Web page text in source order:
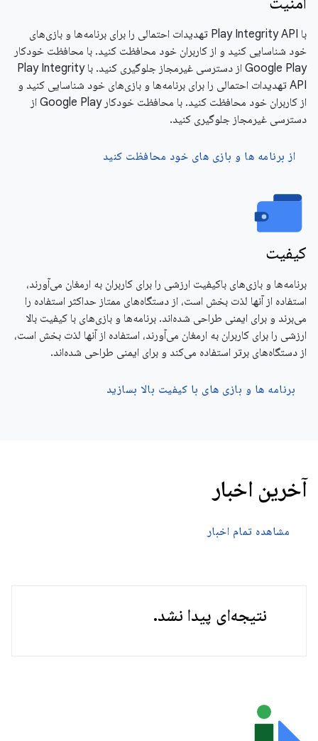
با Play Integrity API تهدیدات احتمالی را برای برنامه‌ها و بازی‌های
خود شناسایی کنید و از کاربران خود محافظت کنید. با محافظت خودکار
Google Play از دسترسی غیرمجاز جلوگیری کنید. با Play Integrity
API تهدیدات احتمالی را برای برنامه‌ها و بازی‌های خود شناسایی کنید و
از کاربران خود محافظت کنید. با محافظت خودکار Google Play از
دسترسی غیرمجاز جلوگیری کنید.
از برنامه ها و بازی های خود محافظت کنید
کیفیت
برنامه‌ها و بازی‌های باکیفیت ارزشی را برای کاربران به ارمغان می‌آورند،
استفاده از آنها لذت بخش است، از دستگاه‌های ممتاز حداکثر استفاده را
می‌برند و برای ایمنی طراحی شده‌اند. برنامه‌ها و بازی‌های با کیفیت بالا
ارزشی را برای کاربران به ارمغان می‌آورند، استفاده از آنها لذت بخش است،
از دستگاه‌های برتر استفاده می‌کند و برای ایمنی طراحی شده‌اند.
برنامه ها و بازی های با کیفیت بالا بسازید
آخرین اخبار
مشاهده تمام اخبار
نتیجه‌ای پیدا نشد.